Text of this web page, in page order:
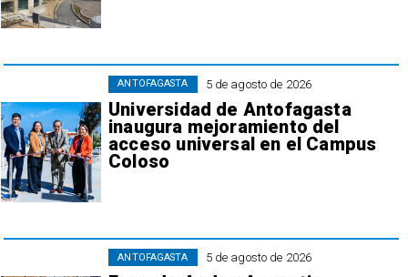
5 de agosto de 2026
Universidad de Antofagasta
inaugura mejoramiento del
acceso universal en el Campus
Coloso
ANTOFAGASTA
5 de agosto de 2026
ANTOFAGASTA